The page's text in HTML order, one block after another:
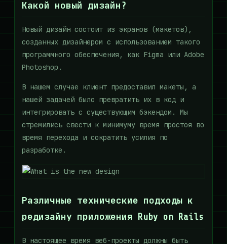
Какой новый дизайн?
Новый дизайн состоит из экранов (макетов),
созданных дизайнером с использованием такого
программного обеспечения, как Figma или Adobe
Photoshop.
В нашем случае клиент предоставил макеты, а
нашей задачей было превратить их в код и
интегрировать с существующим бэкендом. Мы
стремились свести к минимуму время простоя во
время перехода и сократить усилия по
разработке.
Различные технические подходы к
редизайну приложения Ruby on Rails
В настоящее время веб-проекты должны быть